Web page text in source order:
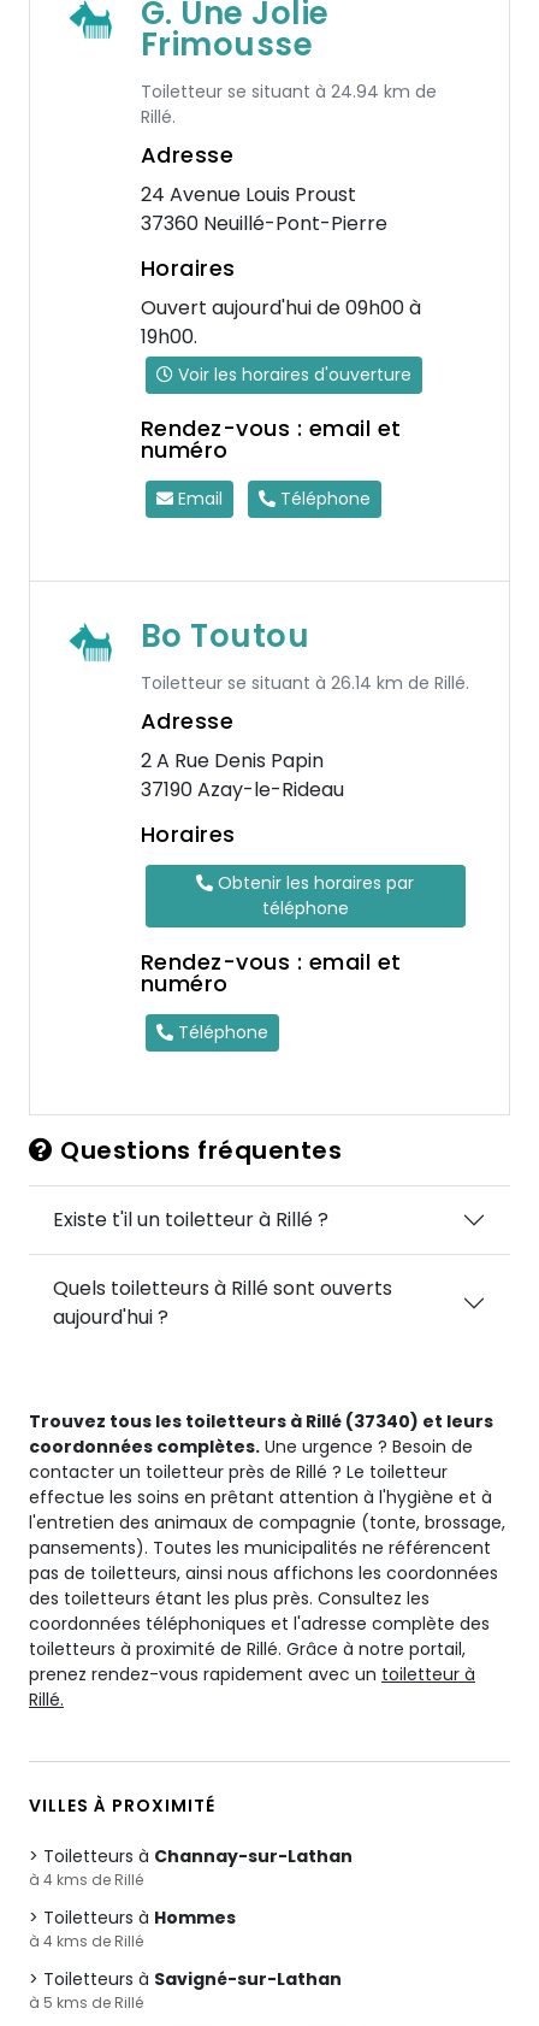
G. Une Jolie
Frimousse
Toiletteur se situant à 24.94 km de
Rillé.
Adresse
24 Avenue Louis Proust
37360 Neuillé-Pont-Pierre
Horaires
Ouvert aujourd'hui de 09h00 à
19h00.
Voir les horaires d'ouverture
Rendez-vous : email et
numéro
Email Téléphone
Bo Toutou
Toiletteur se situant à 26.14 km de Rillé.
Adresse
2 A Rue Denis Papin
37190 Azay-le-Rideau
Horaires
Obtenir les horaires par
téléphone
Rendez-vous : email et
numéro
Téléphone
Questions fréquentes
Existe t'il un toiletteur à Rillé ?
Quels toiletteurs à Rillé sont ouverts
aujourd'hui ?
Trouvez tous les toiletteurs à Rillé (37340) et leurs
coordonnées complètes. Une urgence ? Besoin de
contacter un toiletteur près de Rillé ? Le toiletteur
effectue les soins en prêtant attention à l'hygiène et à
l'entretien des animaux de compagnie (tonte, brossage,
pansements). Toutes les municipalités ne référencent
pas de toiletteurs, ainsi nous affichons les coordonnées
des toiletteurs étant les plus près. Consultez les
coordonnées téléphoniques et l'adresse complète des
toiletteurs à proximité de Rillé. Grâce à notre portail,
prenez rendez-vous rapidement avec un toiletteur à
Rillé.
VILLES À PROXIMITÉ
Toiletteurs à Channay-sur-Lathan
à 4 kms de Rillé
Toiletteurs à Hommes
à 4 kms de Rillé
Toiletteurs à Savigné-sur-Lathan
à 5 kms de Rillé